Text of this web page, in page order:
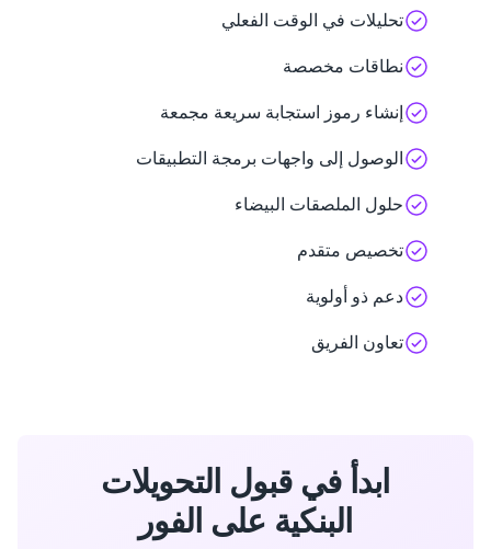
تحليلات في الوقت الفعلي
نطاقات مخصصة
إنشاء رموز استجابة سريعة مجمعة
الوصول إلى واجهات برمجة التطبيقات
حلول الملصقات البيضاء
تخصيص متقدم
دعم ذو أولوية
تعاون الفريق
ابدأ في قبول التحويلات
البنكية على الفور